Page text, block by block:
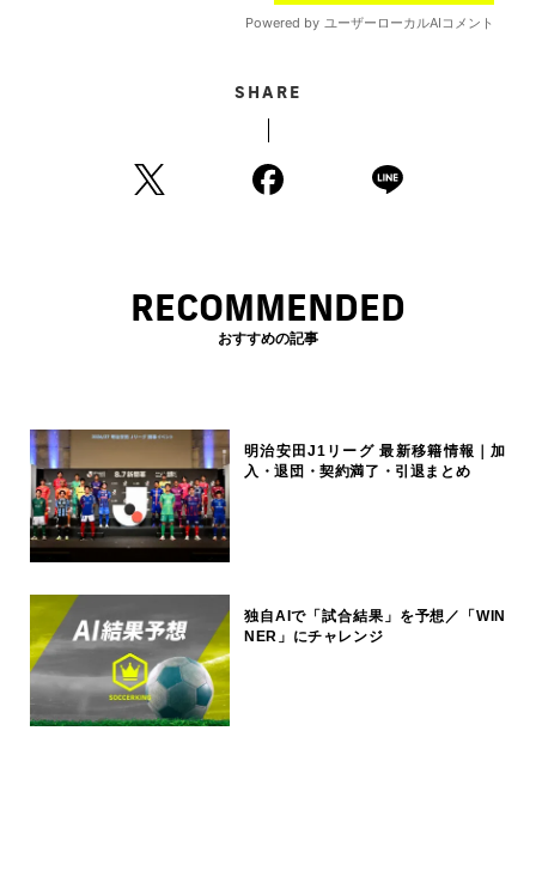
SHARE
RECOMMENDED
おすすめの記事
明治安田J1リーグ 最新移籍情報｜加
入・退団・契約満了・引退まとめ
独自AIで「試合結果」を予想／「WIN
NER」にチャレンジ